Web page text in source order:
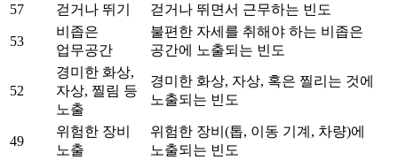
57
걷거나 뛰기 걷거나 뛰면서 근무하는 빈도
53
비좁은
업무공간
불편한 자세를 취해야 하는 비좁은
공간에 노출되는 빈도
52
경미한 화상,
자상, 찔림 등
노출
경미한 화상, 자상, 혹은 찔리는 것에
노출되는 빈도
49
위험한 장비
노출
위험한 장비(톱, 이동 기계, 차량)에
노출되는 빈도